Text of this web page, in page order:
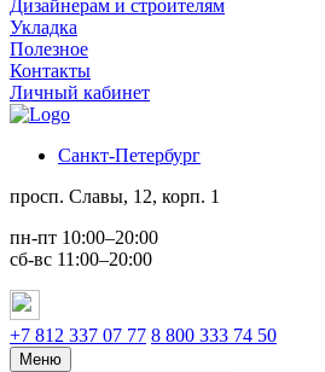
Дизайнерам и строителям
Укладка
Полезное
Контакты
Личный кабинет
Санкт-Петербург
просп. Славы, 12, корп. 1
пн-пт 10:00–20:00
сб-вс 11:00–20:00
+7 812 337 07 77 8 800 333 74 50
Меню